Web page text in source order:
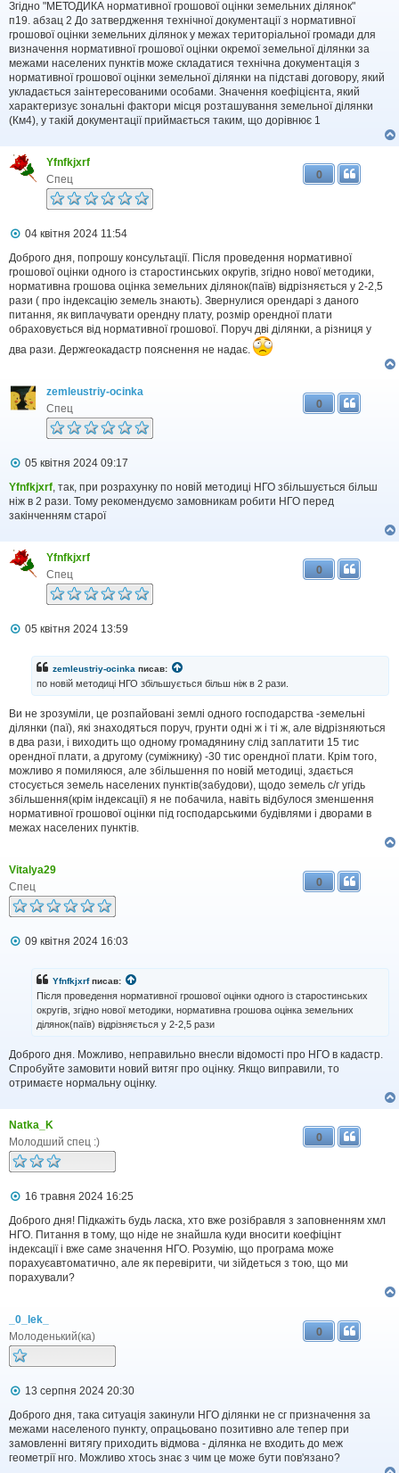
в
і
д
м
л
е
н
н
я
Згідно "МЕТОДИКА нормативної грошової оцінки земельних ділянок"
п19. абзац 2 До затвердження технічної документації з нормативної
грошової оцінки земельних ділянок у межах територіальної громади для
визначення нормативної грошової оцінки окремої земельної ділянки за
межами населених пунктів може складатися технічна документація з
нормативної грошової оцінки земельної ділянки на підставі договору, який
укладається заінтересованими особами. Значення коефіцієнта, який
характеризує зональні фактори місця розташування земельної ділянки
(Км4), у такій документації приймається таким, що дорівнює 1
Yfnfkjxrf
Спец
0
П
в
і
д
о
м
л
е
н
н
04 квітня 2024 11:54
Доброго дня, попрошу консультації. Після проведення нормативної
грошової оцінки одного із старостинських округів, згідно нової методики,
нормативна грошова оцінка земельних ділянок(паїв) відрізняється у 2-2,5
рази ( про індексацію земель знають). Звернулися орендарі з даного
питання, як виплачувати орендну плату, розмір орендної плати
обраховується від нормативної грошової. Поруч дві ділянки, а різниця у
два рази. Держгеокадастр пояснення не надає.
zemleustriy-ocinka
Спец
0
П
в
і
д
л
е
н
05 квітня 2024 09:17
Yfnfkjxrf, так, при розрахунку по новій методиці НГО збільшується більш
ніж в 2 рази. Тому рекомендуємо замовникам робити НГО перед
закінченням старої
Yfnfkjxrf
Спец
0
П
л
е
н
н
я
05 квітня 2024 13:59
zemleustriy-ocinka писав:
по новій методиці НГО збільшується більш ніж в 2 рази.
Ви не зрозуміли, це розпайовані землі одного господарства -земельні
ділянки (паї), які знаходяться поруч, грунти одні ж і ті ж, але відрізняються
в два рази, і виходить що одному громадянину слід заплатити 15 тис
орендної плати, а другому (суміжнику) -30 тис орендної плати. Крім того,
можливо я помиляюся, але збільшення по новій методиці, здається
стосується земель населених пунктів(забудови), щодо земель с/г угідь
збільшення(крім індексації) я не побачила, навіть відбулося зменшення
нормативної грошової оцінки під господарськими будівлями і дворами в
межах населених пунктів.
Vitalya29
Спец
0
П
н
н
я
09 квітня 2024 16:03
Yfnfkjxrfписав:
Після проведення нормативної грошової оцінки одного із старостинських
округів, згідно нової методики, нормативна грошова оцінка земельних
ділянок(паїв) відрізняється у 2-2,5 рази
Доброго дня. Можливо, неправильно внесли відомості про НГО в кадастр.
Спробуйте замовити новий витяг про оцінку. Якщо виправили, то
отримаєте нормальну оцінку.
Natka_K
Молодший спец :)
0
П
в
і
д
о
м
л
н
я
16 травня 2024 16:25
Доброго дня! Підкажіть будь ласка, хто вже розібравля з заповненням хмл
НГО. Питання в тому, що ніде не знайшла куди вносити коефіцінт
індексації і вже саме значення НГО. Розумію, що програма може
порахуєавтоматично, але як перевірити, чи зійдеться з тою, що ми
порахували?
_0_lek_
Молоденький(ка)
0
П
в
і
д
о
м
13 серпня 2024 20:30
Доброго дня, така ситуація закинули НГО ділянки не сг призначення за
межами населеного пункту, опрацьовано позитивно але тепер при
замовленні витягу приходить відмова - ділянка не входить до меж
геометрії нго. Можливо хтось знає з чим це може бути пов'язано?